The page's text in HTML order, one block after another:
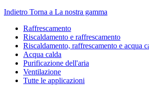
Indietro Torna a La nostra gamma
Raffrescamento
Riscaldamento e raffrescamento
Riscaldamento, raffrescamento e acqua
Acqua calda
Purificazione dell'aria
Ventilazione
Tutte le applicazioni